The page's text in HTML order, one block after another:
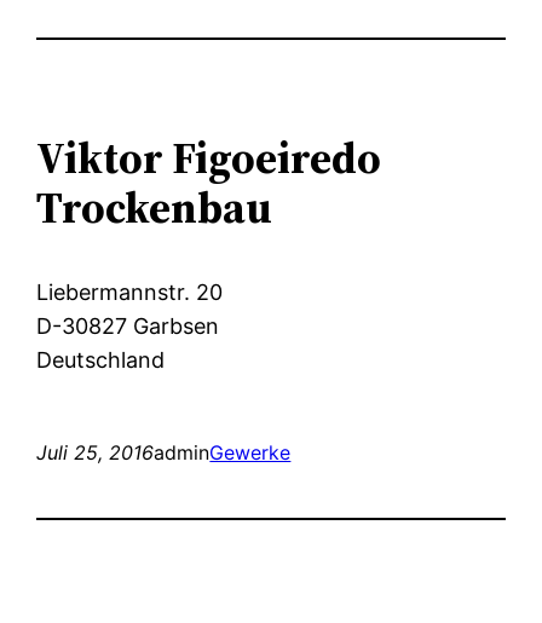
Viktor Figoeiredo
Trockenbau
Liebermannstr. 20
D-30827 Garbsen
Deutschland
Juli 25, 2016adminGewerke